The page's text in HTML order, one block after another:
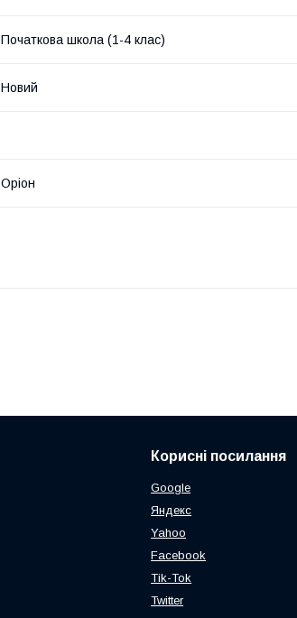
Початкова школа (1-4 клас)
Новий
Оріон
Корисні посилання
Google
Яндекс
Yahoo
Facebook
Tik-Tok
Twitter